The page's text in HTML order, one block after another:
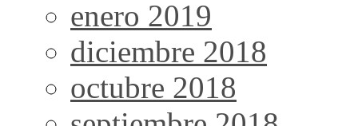
enero 2019
diciembre 2018
octubre 2018